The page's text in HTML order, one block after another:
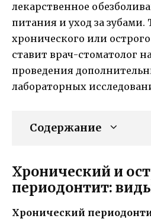
лекарственное
питания и уход за
хронического или
ставит врач-стоматолог
проведения
лабораторных
Содержание
Хронический и
периодонтит:
Хронический